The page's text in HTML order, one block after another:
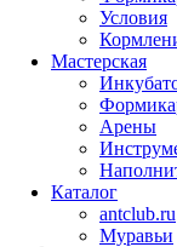
Условия
Мастерская
Арены
Каталог
antclub.ru
Муравьи